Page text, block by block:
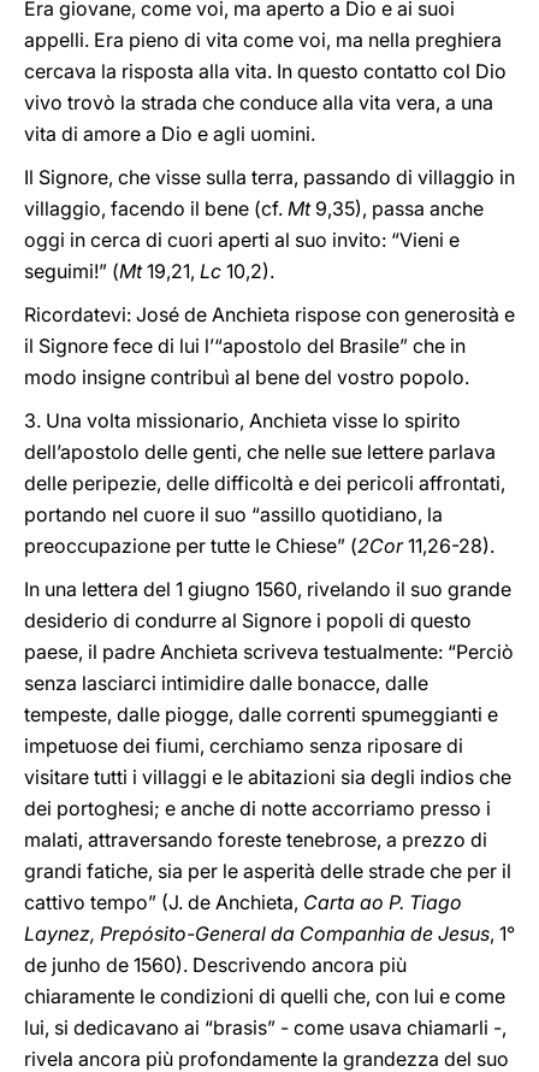
Era giovane, come voi, ma aperto a Dio e ai suoi
appelli. Era pieno di vita come voi, ma nella preghiera
cercava la risposta alla vita. In questo contatto col Dio
vivo trovò la strada che conduce alla vita vera, a una
vita di amore a Dio e agli uomini.
Il Signore, che visse sulla terra, passando di villaggio in
villaggio, facendo il bene (cf. Mt9,35), passa anche
oggi in cerca di cuori aperti al suo invito: “Vieni e
seguimi!” (Mt19,21, Lc 10,2).
Ricordatevi: José de Anchieta rispose con generosità e
il Signore fece di lui l’“apostolo del Brasile” che in
modo insigne contribuì al bene del vostro popolo.
3. Una volta missionario, Anchieta visse lo spirito
dell’apostolo delle genti, che nelle sue lettere parlava
delle peripezie, delle difficoltà e dei pericoli affrontati,
portando nel cuore il suo “assillo quotidiano, la
preoccupazione per tutte le Chiese” (2Cor11,26-28).
In una lettera del 1 giugno 1560, rivelando il suo grande
desiderio di condurre al Signore i popoli di questo
paese, il padre Anchieta scriveva testualmente: “Perciò
senza lasciarci intimidire dalle bonacce, dalle
tempeste, dalle piogge, dalle correnti spumeggianti e
impetuose dei fiumi, cerchiamo senza riposare di
visitare tutti i villaggi e le abitazioni sia degli indios che
dei portoghesi; e anche di notte accorriamo presso i
malati, attraversando foreste tenebrose, a prezzo di
grandi fatiche, sia per le asperità delle strade che per il
cattivo tempo” (J. de Anchieta, Carta ao P. Tiago
Laynez, Prepósito-General da Companhia de Jesus, 1°
de junho de 1560). Descrivendo ancora più
chiaramente le condizioni di quelli che, con lui e come
lui, si dedicavano ai “brasis” - come usava chiamarli -,
rivela ancora più profondamente la grandezza del suo